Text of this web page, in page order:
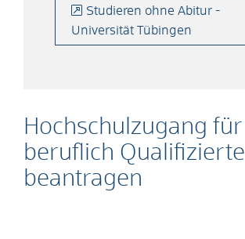
Hochschulzugang für
beruflich Qualifizierte
beantragen
Studieren ohne Abitur -
Universität Tübingen